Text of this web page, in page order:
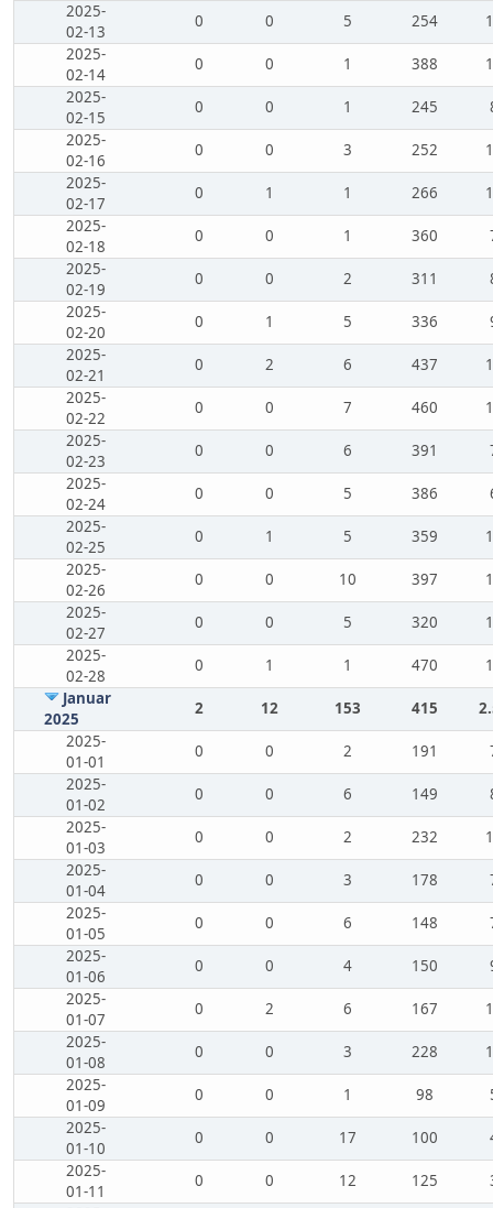
2025-
02-13
0 0 5 254
2025-
02-14
0 0 1 388
2025-
02-15
0 0 1 245
2025-
02-16
0 0 3 252
2025-
02-17
0 1 1 266
2025-
02-18
0 0 1 360
2025-
02-19
0 0 2 311
2025-
02-20
0 1 5 336
2025-
02-21
0 2 6 437
2025-
02-22
0 0 7 460
2025-
02-23
0 0 6 391
2025-
02-24
0 0 5 386
2025-
02-25
0 1 5 359
2025-
02-26
0 0 10 397
2025-
02-27
0 0 5 320
2025-
02-28
0 1 1 470
Januar
2025
2 12 153 415
2025-
01-01
0 0 2 191
2025-
01-02
0 0 6 149
2025-
01-03
0 0 2 232
2025-
01-04
0 0 3 178
2025-
01-05
0 0 6 148
2025-
01-06
0 0 4 150
2025-
01-07
0 2 6 167
2025-
01-08
0 0 3 228
2025-
01-09
0 0 1 98
2025-
01-10
0 0 17 100
2025-
01-11
0 0 12 125